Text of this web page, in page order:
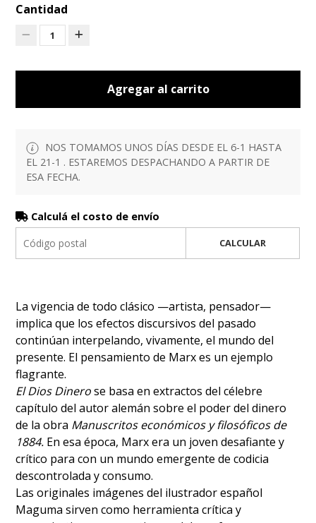
Cantidad
1
Agregar al carrito
NOS TOMAMOS UNOS DÍAS DESDE EL 6-1 HASTA
EL 21-1 . ESTAREMOS DESPACHANDO A PARTIR DE
ESA FECHA.
Calculá el costo de envío
CALCULAR
La vigencia de todo clásico —artista, pensador—
implica que los efectos discursivos del pasado
continúan interpelando, vivamente, el mundo del
presente. El pensamiento de Marx es un ejemplo
flagrante.
El Dios Dinerose basa en extractos del célebre
capítulo del autor alemán sobre el poder del dinero
de la obra Manuscritos económicos y filosóficos de
1884. En esa época, Marx era un joven desafiante y
crítico para con un mundo emergente de codicia
descontrolada y consumo.
Las originales imágenes del ilustrador español
Maguma sirven como herramienta crítica y